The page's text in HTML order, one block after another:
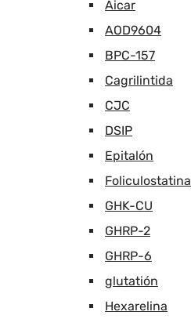
Aicar
AOD9604
BPC-157
Cagrilintida
CJC
DSIP
Epitalón
Foliculostatina
GHK-CU
GHRP-2
GHRP-6
glutatión
Hexarelina